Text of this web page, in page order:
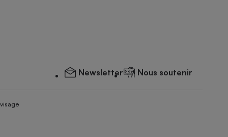
Newsletter Nous soutenir